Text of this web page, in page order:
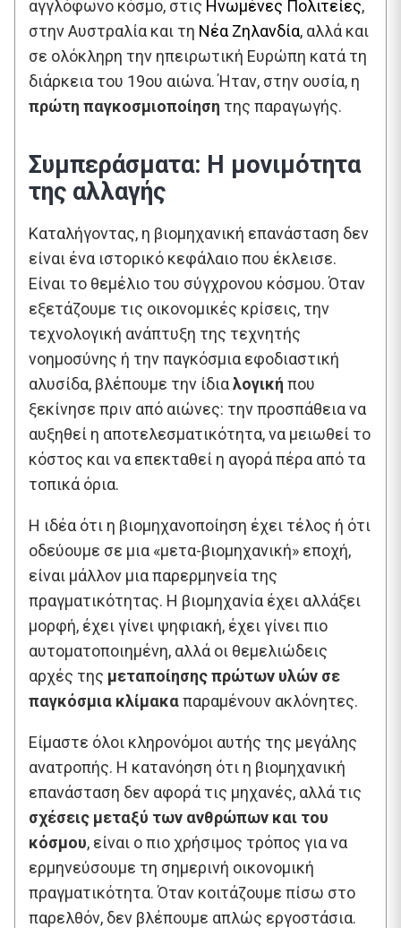
αγγλόφωνο κόσμο, στις Ηνωμένες Πολιτείες,
στην Αυστραλία και τη Νέα Ζηλανδία, αλλά και
σε ολόκληρη την ηπειρωτική Ευρώπη κατά τη
διάρκεια του 19ου αιώνα. Ήταν, στην ουσία, η
πρώτη παγκοσμιοποίηση της παραγωγής.
Συμπεράσματα: Η μονιμότητα
της αλλαγής
Καταλήγοντας, η βιομηχανική επανάσταση δεν
είναι ένα ιστορικό κεφάλαιο που έκλεισε.
Είναι το θεμέλιο του σύγχρονου κόσμου. Όταν
εξετάζουμε τις οικονομικές κρίσεις, την
τεχνολογική ανάπτυξη της τεχνητής
νοημοσύνης ή την παγκόσμια εφοδιαστική
αλυσίδα, βλέπουμε την ίδιαλογική που
ξεκίνησε πριν από αιώνες: την προσπάθεια να
αυξηθεί η αποτελεσματικότητα, να μειωθεί το
κόστος και να επεκταθεί η αγορά πέρα από τα
τοπικά όρια.
Η ιδέα ότι η βιομηχανοποίηση έχει τέλος ή ότι
οδεύουμε σε μια «μετα-βιομηχανική» εποχή,
είναι μάλλον μια παρερμηνεία της
πραγματικότητας. Η βιομηχανία έχει αλλάξει
μορφή, έχει γίνει ψηφιακή, έχει γίνει πιο
αυτοματοποιημένη, αλλά οι θεμελιώδεις
αρχές της μεταποίησης πρώτων υλών σε
παγκόσμια κλίμακαπαραμένουν ακλόνητες.
Είμαστε όλοι κληρονόμοι αυτής της μεγάλης
ανατροπής. Η κατανόηση ότι η βιομηχανική
επανάσταση δεν αφορά τις μηχανές, αλλά τις
σχέσεις μεταξύ των ανθρώπων και του
κόσμου, είναι ο πιο χρήσιμος τρόπος για να
ερμηνεύσουμε τη σημερινή οικονομική
πραγματικότητα. Όταν κοιτάζουμε πίσω στο
παρελθόν, δεν βλέπουμε απλώς εργοστάσια.